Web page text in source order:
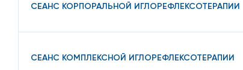
СЕАНС КОРПОРАЛЬНОЙ ИГЛОРЕФЛЕКСОТЕРАПИИ
СЕАНС КОМПЛЕКСНОЙ ИГЛОРЕФЛЕКСОТЕРАПИИ